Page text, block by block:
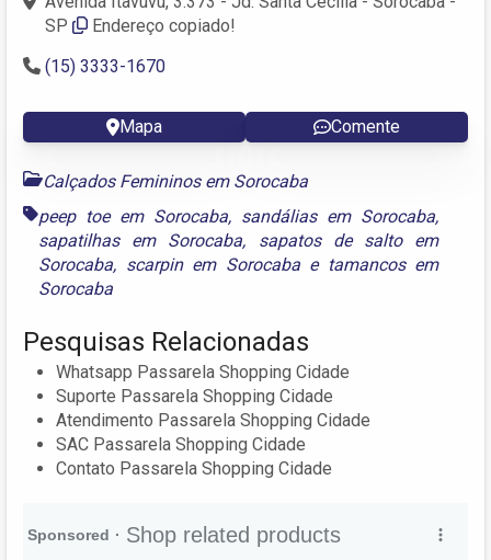
SP
Endereço copiado!
(15) 3333-1670
Mapa Comente
Calçados Femininos em Sorocaba
peep toe em Sorocaba, sandálias em Sorocaba,
sapatilhas em Sorocaba, sapatos de salto em
Sorocaba, scarpin em Sorocabae tamancos em
Sorocaba
Pesquisas Relacionadas
Whatsapp Passarela Shopping Cidade
Suporte Passarela Shopping Cidade
Atendimento Passarela Shopping Cidade
SAC Passarela Shopping Cidade
Contato Passarela Shopping Cidade